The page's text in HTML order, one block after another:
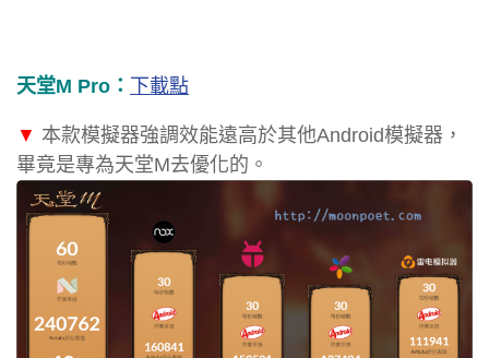
天堂M Pro： 下載點
▼ 本款模擬器強調效能遠高於其他Android模擬器，
畢竟是專為天堂M去優化的。